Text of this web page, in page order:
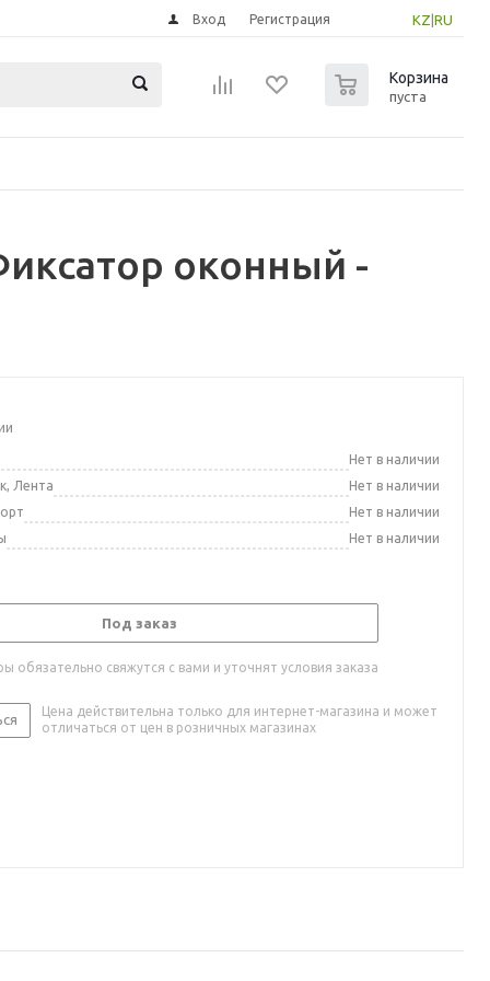
KZ RU
Вход Регистрация
Корзина
пуста
оконный -
Нет в наличии
Лента
Нет в наличии
Нет в наличии
Нет в наличии
Под заказ
обязательно свяжутся с вами и уточнят условия заказа
Цена действительна только для интернет-магазина и может
отличаться от цен в розничных магазинах